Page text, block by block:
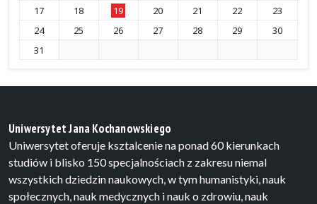
17
18 19 20 21 22
23
24
25 26 27 28 29
30
31
Uniwersytet Jana Kochanowskiego
Uniwersytet oferuje ksztalcenie na ponad 60 kierunkach
studiów i blisko 150 specjalnościach z zakresu niemal
wszystkich dziedzin naukowych, w tym humanistyki, nauk
społecznych, nauk medycznych i nauk o zdrowiu, nauk